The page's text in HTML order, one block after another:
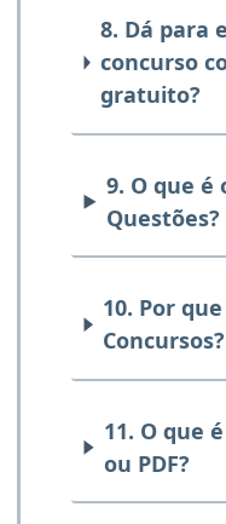
8. Dá para
concurso
gratuito?
9. O que é
Questões?
10. Por
Concursos?
11. O que
ou PDF?